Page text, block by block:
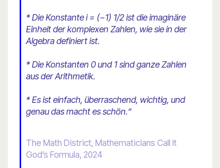
* Die Konstante i = (−1) 1/2 ist die imaginäre
Einheit der komplexen Zahlen, wie sie in der
Algebra definiert ist.
* Die Konstanten 0 und 1 sind ganze Zahlen
aus der Arithmetik.
* Es ist einfach, überraschend, wichtig, und
genau das macht es schön.“
The Math District, Mathematicians Call It
God’s Formula, 2024